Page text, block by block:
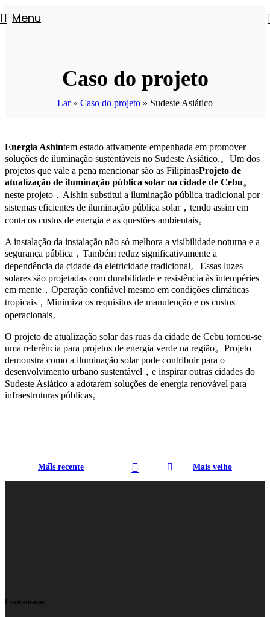
Menu
Caso do projeto
Lar» Caso do projeto » Sudeste Asiático
Energia Ashintem estado ativamente empenhada em promover
soluções de iluminação sustentáveis ​​no Sudeste Asiático.。Um dos
projetos que vale a pena mencionar são as FilipinasProjeto de
atualização de iluminação pública solar na cidade de Cebu。
neste projeto，Aishin substitui a iluminação pública tradicional por
sistemas eficientes de iluminação pública solar，tendo assim em
conta os custos de energia e as questões ambientais。
A instalação da instalação não só melhora a visibilidade noturna e a
segurança pública，Também reduz significativamente a
dependência da cidade da eletricidade tradicional。Essas luzes
solares são projetadas com durabilidade e resistência às intempéries
em mente，Operação confiável mesmo em condições climáticas
tropicais，Minimiza os requisitos de manutenção e os custos
operacionais。
O projeto de atualização solar das ruas da cidade de Cebu tornou-se
uma referência para projetos de energia verde na região。Projeto
demonstra como a iluminação solar pode contribuir para o
desenvolvimento urbano sustentável，e inspirar outras cidades do
Sudeste Asiático a adotarem soluções de energia renovável para
infraestruturas públicas。
Mais recente Mais velho
Contate-nos